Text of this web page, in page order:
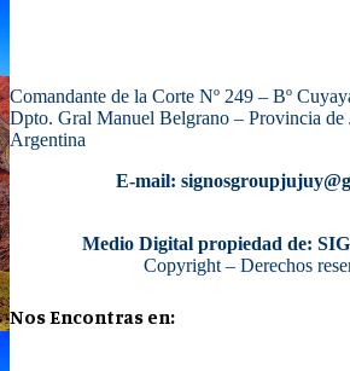
Comandante de la Corte Nº 249 – Bº
Dpto. Gral Manuel Belgrano – Provincia de
Argentina
E-mail:
Medio Digital propiedad de:
Copyright – Derechos
Nos Encontras en: